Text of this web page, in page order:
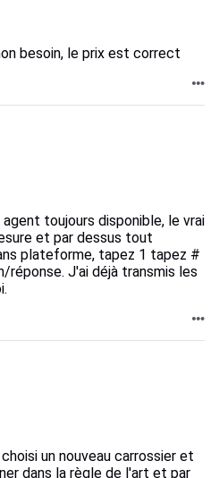
besoin, le prix est correct
toujours disponible, le vrai
et par dessus tout
plateforme, tapez 1 tapez #
réponse. J'ai déjà transmis les
un nouveau carrossier et
dans la règle de l'art et par